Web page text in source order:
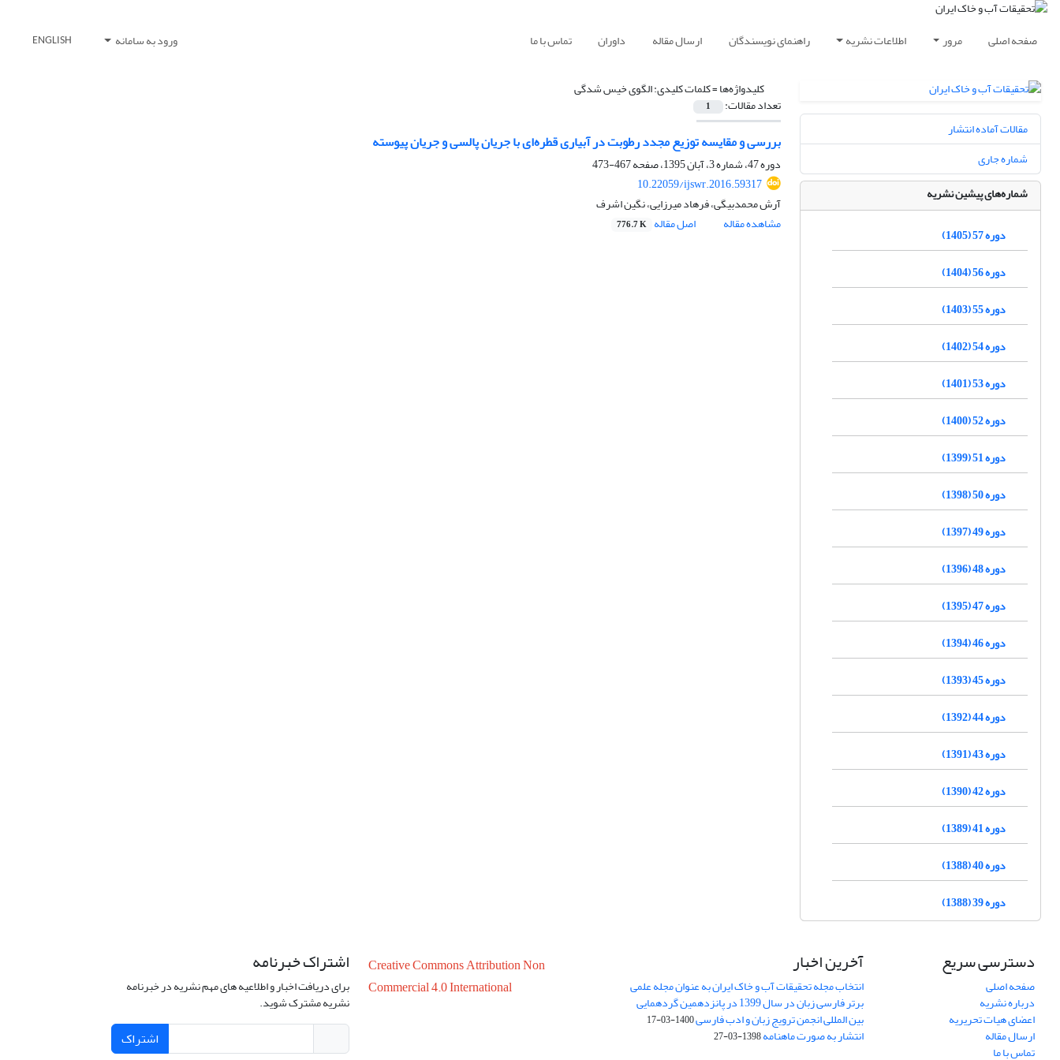
صفحه اصلی مرور اطلاعات نشریه راهنمای نویسندگان ارسال مقاله داوران تماس با ما ورود به سامانه ENGLISH
کلیدواژه‌ها =کلمات کلیدی: الگوی خیس شدگی
تعداد مقالات: 1
بررسی و مقایسه توزیع مجدد رطوبت در آبیاری قطره‌ای با جریان پالسی و جریان پیوسته
دوره 47، شماره 3، آبان 1395، صفحه
467-473
10.22059/ijswr.2016.59317
آرش محمدبیگی، فرهاد میرزایی، نگین اشرف
مشاهده مقاله
اصل مقاله 776.7 K
مقالات آماده انتشار
شماره جاری
شماره‌های پیشین نشریه
دوره 57 (1405)
دوره 56 (1404)
دوره 55 (1403)
دوره 54 (1402)
دوره 53 (1401)
دوره 52 (1400)
دوره 51 (1399)
دوره 50 (1398)
دوره 49 (1397)
دوره 48 (1396)
دوره 47 (1395)
دوره 46 (1394)
دوره 45 (1393)
دوره 44 (1392)
دوره 43 (1391)
دوره 42 (1390)
دوره 41 (1389)
دوره 40 (1388)
دوره 39 (1388)
دسترسی سریع
صفحه اصلی
درباره نشریه
اعضای هیات تحریریه
ارسال مقاله
تماس با ما
آخرین اخبار
انتخاب مجله تحقیقات آب و خاک ایران به عنوان مجله علمی
برتر فارسی زبان در سال 1399 در پانزدهمین گردهمایی
بین المللی انجمن ترویج زبان و ادب فارسی1400-03-17
انتشار به صورت ماهنامه1398-03-27
Creative Commons Attribution Non
Commercial 4.0 International
اشتراک خبرنامه
برای دریافت اخبار و اطلاعیه های مهم نشریه در خبرنامه
نشریه مشترک شوید.
اشتراک